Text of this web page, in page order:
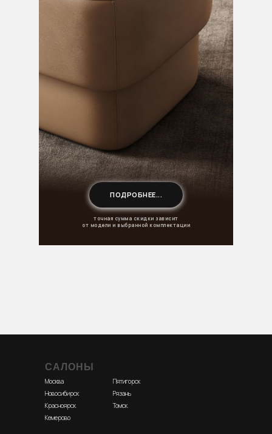
ПОДРОБНЕЕ...
точная сумма скидки зависит
от модели и выбранной комплектации
САЛОНЫ
Москва
Новосибирск
Красноярск
Кемерово
Пятигорск
Рязань
Томск